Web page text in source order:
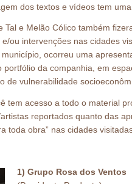
dos textos e vídeos tem
Tal e Melão Cólico também
ou intervenções nas cidades
ocorreu uma
portfólio da companhia, em
de vulnerabilidade
tem acesso a todo o material
reportados quanto das
toda obra” nas cidades
1) Grupo Rosa dos Ventos